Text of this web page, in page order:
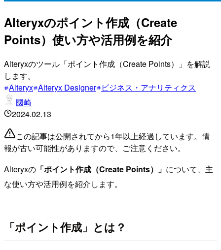
Alteryxのポイント作成（Create
Points）使い方や活用例を紹介
Alteryxのツール「ポイント作成（Create Points）」を解説
します。
Alteryx Alteryx Designer ビジネス・アナリティクス
國崎
2024.02.13
この記事は公開されてから1年以上経過しています。情
報が古い可能性がありますので、ご注意ください。
Alteryxの 「ポイント作成（Create Points）」 について、主
な使い方や活用例を紹介します。
「ポイント作成」とは？